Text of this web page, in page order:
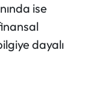
ise
dayalı